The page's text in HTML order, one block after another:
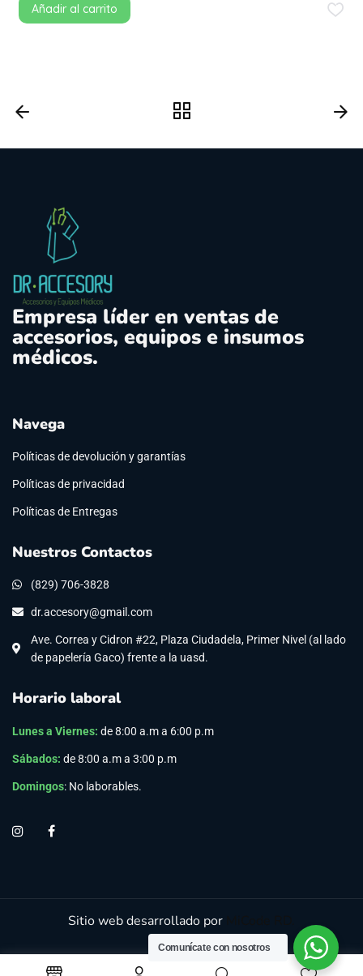
Añadir al carrito
Empresa líder en ventas de
accesorios, equipos e insumos
médicos.
Navega
Políticas de devolución y garantías
Políticas de privacidad
Políticas de Entregas
Nuestros Contactos
(829) 706-3828
dr.accesory@gmail.com
Ave. Correa y Cidron #22, Plaza Ciudadela, Primer Nivel (al lado
de papelería Gaco) frente a la uasd.
Horario laboral
Lunes a Viernes: de 8:00 a.m a 6:00 p.m
Sábados: de 8:00 a.m a 3:00 p.m
Domingos: No laborables.
Sitio web desarrollado por
Comunícate con nosotros